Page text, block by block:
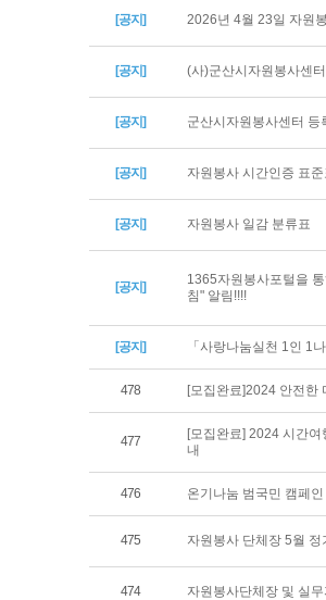
[공지] 2026년 4월 23일 자원
[공지] (사)군산시자원봉사센
[공지] 군산시자원봉사센터 등
[공지] 자원봉사 시간인증 표
[공지] 자원봉사 일감 분류표
[공지]
1365자원봉사포털을
침" 알림!!!!
[공지] 「사랑나눔실천 1인 1
478 [모집완료]2024 안전한
477
[모집완료] 2024 시간
내
476 온기나눔 범국민 캠페
475 자원봉사 단체장 5월
474 자원봉사단체장 및 실